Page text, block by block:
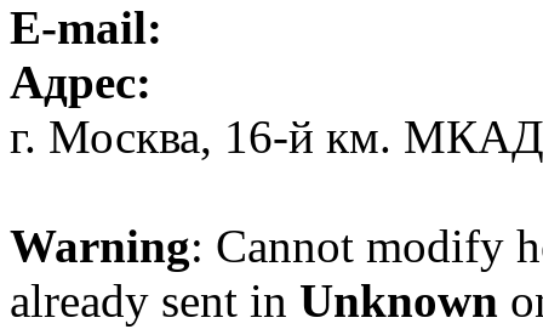
E-mail:
Адрес:
г. Москва, 16-й км. МКАД
Warning: Cannot modify
already sent in Unknown